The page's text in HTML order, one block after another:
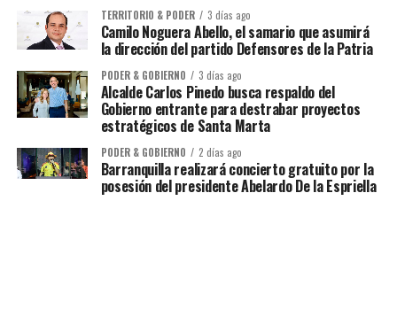
TERRITORIO & PODER 3 días ago
Camilo Noguera Abello, el samario que asumirá
la dirección del partido Defensores de la Patria
PODER & GOBIERNO 3 días ago
Alcalde Carlos Pinedo busca respaldo del
Gobierno entrante para destrabar proyectos
estratégicos de Santa Marta
PODER & GOBIERNO 2 días ago
Barranquilla realizará concierto gratuito por la
posesión del presidente Abelardo De la Espriella